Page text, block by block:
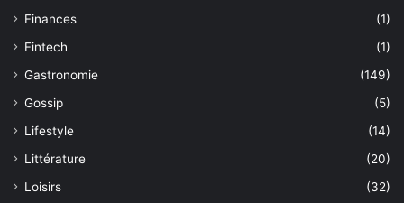
Finances
(1)
Fintech
(1)
Gastronomie
(149)
Gossip
(5)
Lifestyle
(14)
Littérature
(20)
Loisirs
(32)